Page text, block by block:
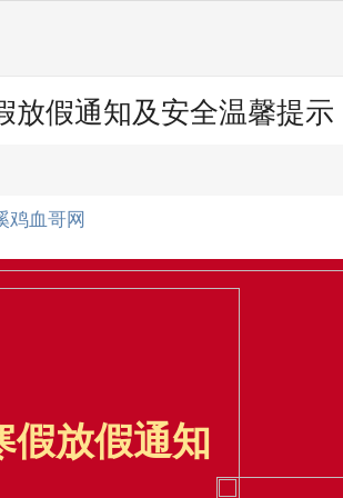
放假通知及安全温馨提示
鸡血哥网
假放假通知